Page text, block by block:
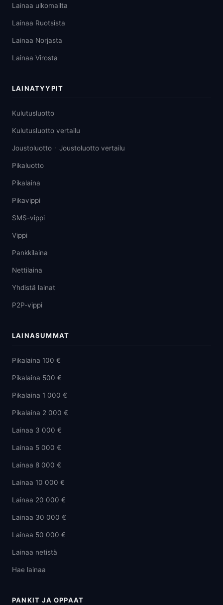
Lainaa ulkomailta
Lainaa Ruotsista
Lainaa Norjasta
Lainaa Virosta
LAINATYYPIT
Kulutusluotto
Kulutusluotto vertailu
Joustoluotto · Joustoluotto vertailu
Pikaluotto
Pikalaina
Pikavippi
SMS-vippi
Vippi
Pankkilaina
Nettilaina
Yhdistä lainat
P2P-vippi
LAINASUMMAT
Pikalaina 100 €
Pikalaina 500 €
Pikalaina 1 000 €
Pikalaina 2 000 €
Lainaa 3 000 €
Lainaa 5 000 €
Lainaa 8 000 €
Lainaa 10 000 €
Lainaa 20 000 €
Lainaa 30 000 €
Lainaa 50 000 €
Lainaa netistä
Hae lainaa
PANKIT JA OPPAAT